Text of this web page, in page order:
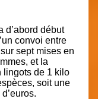
d’abord début
convoi entre
sept mises en
et la
lingots de 1 kilo
soit une